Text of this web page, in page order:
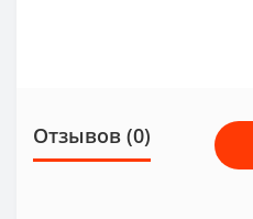
Отзывов (0)